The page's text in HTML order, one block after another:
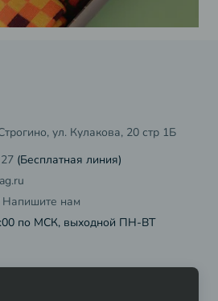
ул. Кулакова, 20 стр 1Б
(Бесплатная линия)
Напишите нам
по МСК, выходной ПН-ВТ